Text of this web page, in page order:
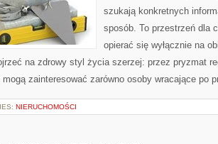
szukają konkretnych
sposób. To przestrzeń dla
opierać się wyłącznie na
na zdrowy styl życia szerzej: przez pryzmat
mogą zainteresować zarówno osoby wracające po
NIERUCHOMOŚCI